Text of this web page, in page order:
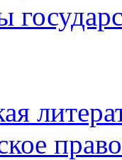
право